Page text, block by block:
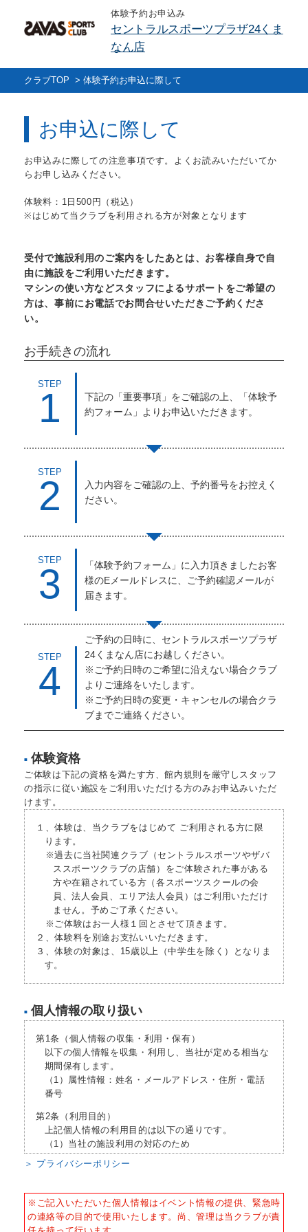
体験予約お申込み
セントラルスポーツプラザ24くま
なん店
クラブTOP > 体験予約お申込に際して
お申込に際して
お申込みに際しての注意事項です。よくお読みいただいてか
らお申し込みください。
体験料：1日500円（税込）
※はじめて当クラブを利用される方が対象となります
受付で施設利用のご案内をしたあとは、お客様自身で自
由に施設をご利用いただきます。
マシンの使い方などスタッフによるサポートをご希望の
方は、事前にお電話でお問合せいただきご予約くださ
い。
お手続きの流れ
STEP
1
下記の「重要事項」をご確認の上、「体験予
約フォーム」よりお申込いただきます。
STEP
2
入力内容をご確認の上、予約番号をお控えく
ださい。
STEP
3
「体験予約フォーム」に入力頂きましたお客
様のEメールドレスに、ご予約確認メールが
届きます。
STEP
4
ご予約の日時に、セントラルスポーツプラザ
24くまなん店にお越しください。
※ご予約日時のご希望に沿えない場合クラブ
よりご連絡をいたします。
※ご予約日時の変更・キャンセルの場合クラ
ブまでご連絡ください。
■ 体験資格
ご体験は下記の資格を満たす方、館内規則を厳守しスタッフ
の指示に従い施設をご利用いただける方のみお申込みいただ
けます。
１、体験は、当クラブをはじめて ご利用される方に限
ります。
※過去に当社関連クラブ（セントラルスポーツやザバ
ススポーツクラブの店舗）をご体験された事がある
方や在籍されている方（各スポーツスクールの会
員、法人会員、エリア法人会員）はご利用いただけ
ません。予めご了承ください。
※ご体験はお一人様１回とさせて頂きます。
２、体験料を別途お支払いいただきます。
３、体験の対象は、15歳以上（中学生を除く）となりま
す。
■ 個人情報の取り扱い
第1条（個人情報の収集・利用・保有）
以下の個人情報を収集・利用し、当社が定める相当な
期間保有します。
（1）属性情報：姓名・メールアドレス・住所・電話
番号
第2条（利用目的）
上記個人情報の利用目的は以下の通りです。
（1）当社の施設利用の対応のため
第3条（個人情報の開示・訂正・削除）
に限り、当社所定の方法により開示するよう請求する
ことができます。
但し、当社又は第三者の営業秘密・ノウハウに属する
＞ プライバシーポリシー
※ご記入いただいた個人情報はイベント情報の提供、緊急時
の連絡等の目的で使用いたします。尚、管理は当クラブが責